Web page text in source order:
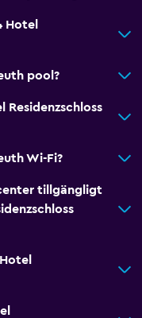
Hotel
pool?
Wi-Fi?
tillgängligt